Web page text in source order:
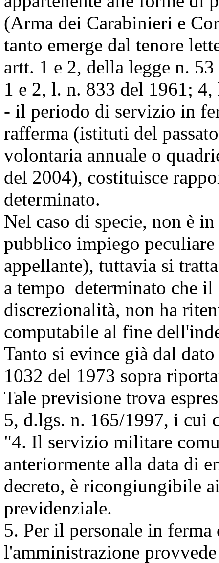
(Arma dei Carabinieri e
tanto emerge dal tenore
artt. 1 e 2, della legge n.
1 e 2, l. n. 833 del 1961;
- il periodo di servizio in
rafferma (istituti del
volontaria annuale o
del 2004), costituisce
determinato.
Nel caso di specie, non è
pubblico impiego
appellante), tuttavia si
a tempo determinato che il
discrezionalità, non ha
computabile al fine
Tanto si evince già dal
1032 del 1973 sopra
Tale previsione trova
5, d.lgs. n. 165/1997, i cui
"4. Il servizio militare
anteriormente alla data di
decreto, è ricongiungibile
previdenziale.
5. Per il personale in
l'amministrazione